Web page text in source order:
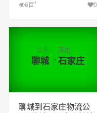
6百+ 0
查看详细
山东
聊城→
河北
石家庄
聊城到石家庄物流公